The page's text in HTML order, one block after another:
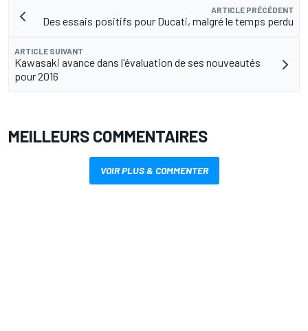
ARTICLE PRÉCÉDENT
Des essais positifs pour Ducati, malgré le temps perdu
ARTICLE SUIVANT
Kawasaki avance dans l'évaluation de ses nouveautés
pour 2016
MEILLEURS COMMENTAIRES
VOIR PLUS & COMMENTER